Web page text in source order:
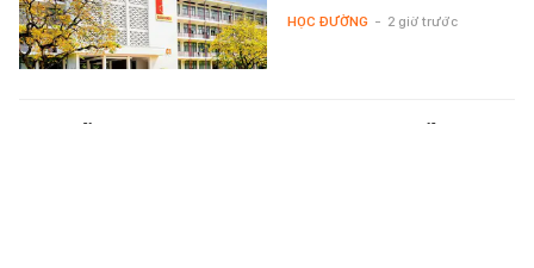
HỌC ĐƯỜNG - 2 giờ trước